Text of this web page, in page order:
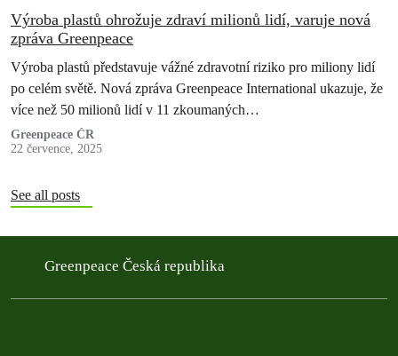
Výroba plastů ohrožuje zdraví milionů lidí, varuje nová
zpráva Greenpeace
Výroba plastů představuje vážné zdravotní riziko pro miliony lidí
po celém světě. Nová zpráva Greenpeace International ukazuje, že
více než 50 milionů lidí v 11 zkoumaných…
Greenpeace ČR
22 července, 2025
See all posts
Greenpeace Česká republika